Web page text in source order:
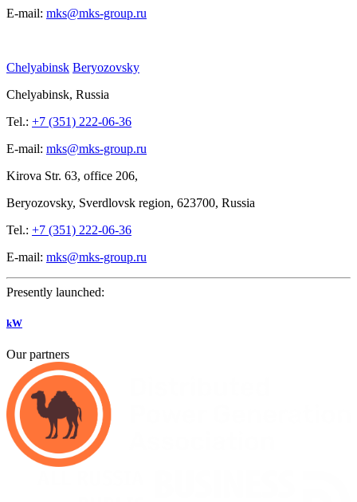
E-mail: mks@mks-group.ru
Chelyabinsk Beryozovsky
Chelyabinsk, Russia
Tel.: +7 (351) 222-06-36
E-mail: mks@mks-group.ru
Kirova Str. 63, office 206,
Beryozovsky, Sverdlovsk region, 623700, Russia
Tel.: +7 (351) 222-06-36
E-mail: mks@mks-group.ru
Presently launched:
kW
Our partners